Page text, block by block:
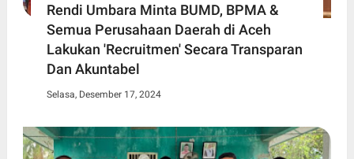
Rendi Umbara Minta BUMD, BPMA &
Semua Perusahaan Daerah di Aceh
Lakukan 'Recruitmen' Secara Transparan
Dan Akuntabel
Selasa, Desember 17, 2024